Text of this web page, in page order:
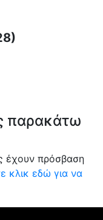
παρακάτω
έχουν πρόσβαση
κλικ εδώ για να